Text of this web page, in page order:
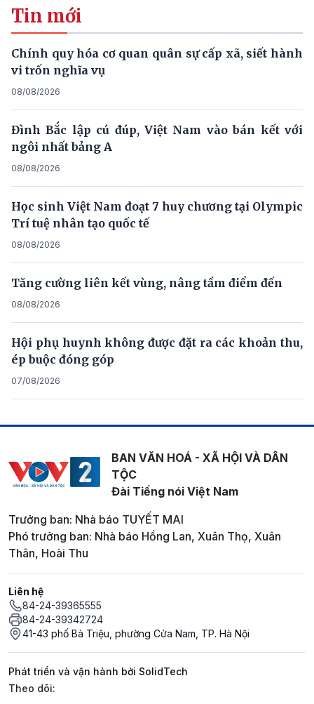
Tin mới
Chính quy hóa cơ quan quân sự cấp xã, siết hành
vi trốn nghĩa vụ
08/08/2026
Đình Bắc lập cú đúp, Việt Nam vào bán kết với
ngôi nhất bảng A
08/08/2026
Học sinh Việt Nam đoạt 7 huy chương tại Olympic
Trí tuệ nhân tạo quốc tế
08/08/2026
Tăng cường liên kết vùng, nâng tầm điểm đến
08/08/2026
Hội phụ huynh không được đặt ra các khoản thu,
ép buộc đóng góp
07/08/2026
BAN VĂN HOÁ - XÃ HỘI VÀ DÂN
TỘC
Đài Tiếng nói Việt Nam
Trưởng ban: Nhà báo TUYẾT MAI
Phó trưởng ban: Nhà báo Hồng Lan, Xuân Thọ, Xuân
Thân, Hoài Thu
Liên hệ
84-24-39365555
84-24-39342724
41-43 phố Bà Triệu, phường Cửa Nam, TP. Hà Nội
Phát triển và vận hành bởi SolidTech
Mạng xã hội
Theo dõi: